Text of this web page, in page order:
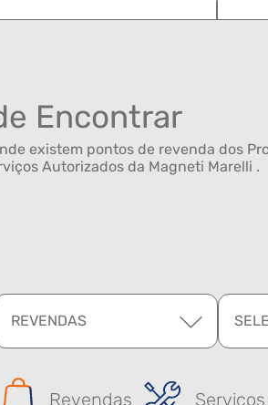
Encontrar
existem pontos de revenda dos
Autorizados da Magneti Marelli .
REVENDAS
Revendas